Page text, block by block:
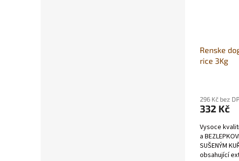
Renske
rice 3Kg
296 Kč bez
332 Kč
Vysoce
a
SUŠENÝM
obsahující